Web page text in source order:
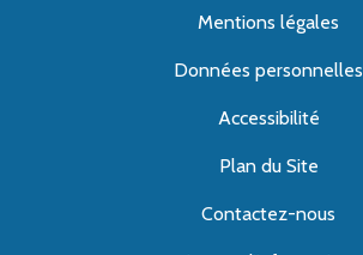
Mentions légales
Données personnelles
Accessibilité
Plan du Site
Contactez-nous